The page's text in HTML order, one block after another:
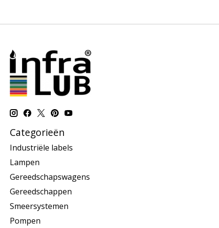
Categorieën
Industriële labels
Lampen
Gereedschapswagens
Gereedschappen
Smeersystemen
Pompen